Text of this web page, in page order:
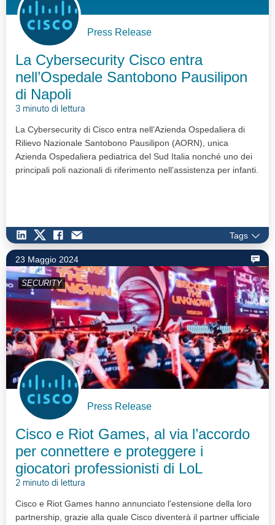
Press Release
La Cybersecurity Cisco entra
nell’Ospedale Santobono Pausilipon
di Napoli
3 minuto di lettura
La Cybersecurity di Cisco entra nell’Azienda Ospedaliera di
Rilievo Nazionale Santobono Pausilipon (AORN), unica
Azienda Ospedaliera pediatrica del Sud Italia nonché uno dei
principali poli nazionali di riferimento nell’assistenza per infanti.
Tags
23 Maggio 2024
SECURITY
Press Release
Cisco e Riot Games, al via l’accordo
per connettere e proteggere i
giocatori professionisti di LoL
2 minuto di lettura
Cisco e Riot Games hanno annunciato l'estensione della loro
partnership, grazie alla quale Cisco diventerà il partner ufficiale